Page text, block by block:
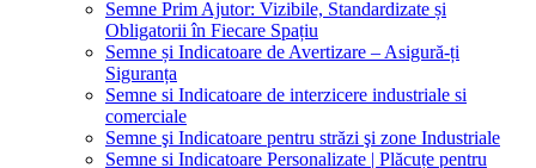
Semne Prim Ajutor: Vizibile, Standardizate și
Obligatorii în Fiecare Spațiu
Semne și Indicatoare de Avertizare – Asigură-ți
Siguranța
Semne si Indicatoare de interzicere industriale si
comerciale
Semne şi Indicatoare pentru străzi şi zone Industriale
Semne si Indicatoare Personalizate | Plăcuțe pentru